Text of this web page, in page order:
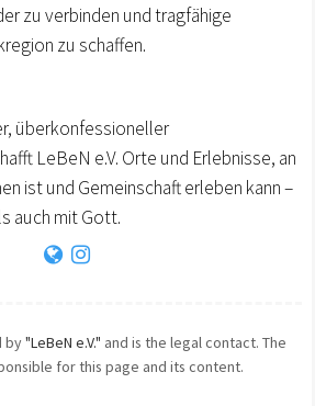
zu verbinden und tragfähige
zu schaffen.
überkonfessioneller
LeBeN e.V. Orte und Erlebnisse, an
ist und Gemeinschaft erleben kann –
auch mit Gott.
by"LeBeN e.V." and is the legal contact. The
for this page and its content.